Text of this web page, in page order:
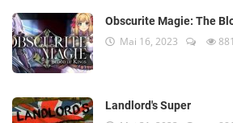
Obscurite Magie: The
Mai 16, 2023 881
Landlord's Super